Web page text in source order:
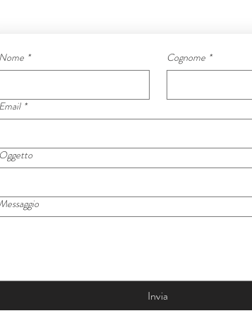
* Cognome *
*
Invia